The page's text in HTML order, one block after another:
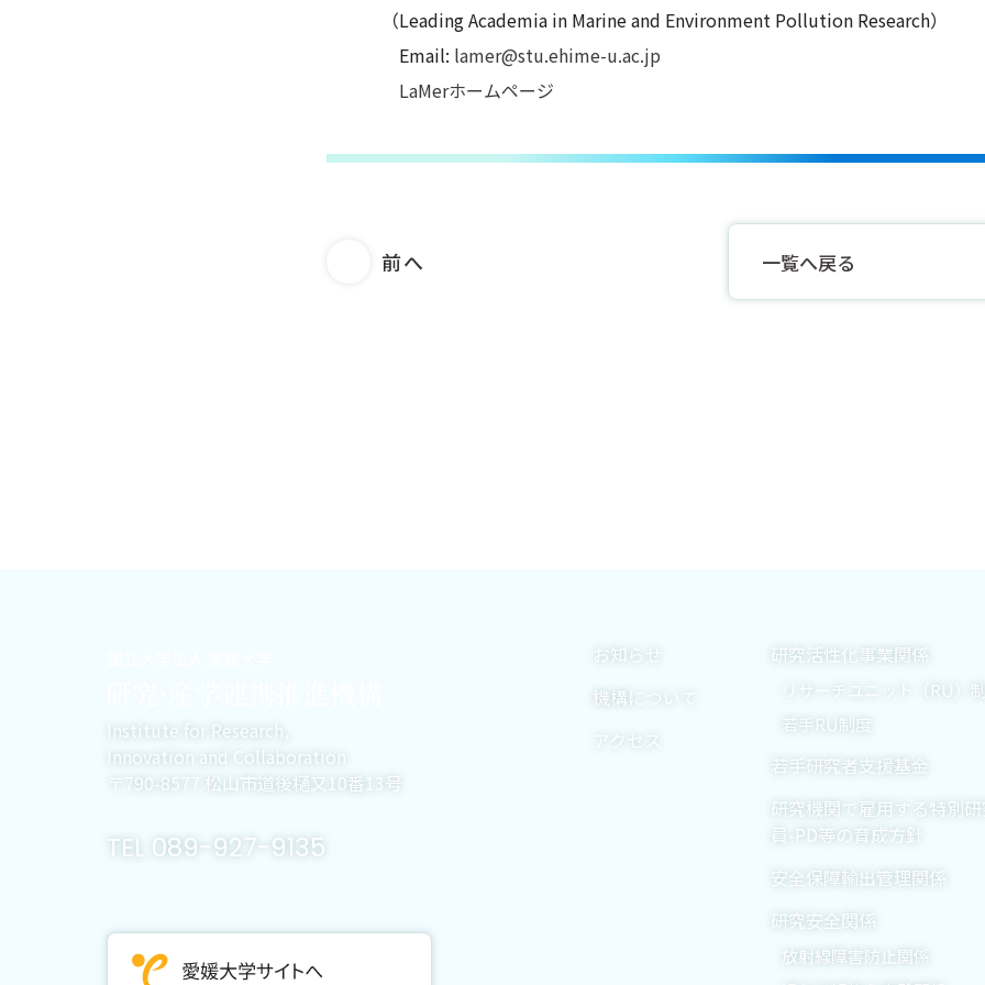
（Leading Academia in Marine and Environment Pollution Research）
Email: lamer@stu.ehime-u.ac.jp
LaMerホームページ
前へ 一覧へ戻る
Institute for Research,
Innovation and Collaboration
〒790-8577 松山市道後樋又10番13号
TEL 089-927-9135
お知らせ
機構について
アクセス
研究活性化事業関係
リサーチユニット（RU）
若手RU制度
若手研究者支援基金
研究機関で雇用する特別
員-PD等の育成方針
安全保障輸出管理関係
研究安全関係
放射線障害防止関係